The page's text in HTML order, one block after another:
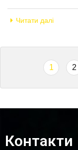
Читати далі
1 2
Контакти